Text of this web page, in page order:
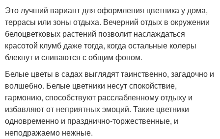
Это лучший вариант для оформления цветника у дома,
террасы или зоны отдыха. Вечерний отдых в окружении
белоцветковых растений позволит наслаждаться
красотой клумб даже тогда, когда остальные колеры
блекнут и сливаются с общим фоном.
Белые цветы в садах выглядят таинственно, загадочно и
волшебно. Белые цветники несут спокойствие,
гармонию, способствуют расслабленному отдыху и
избавляют от неприятных эмоций. Такие цветники
одновременно и празднично-торжественные, и
неподражаемо нежные.